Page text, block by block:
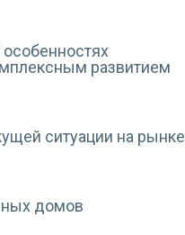
развитием
ситуации на рынке
домов